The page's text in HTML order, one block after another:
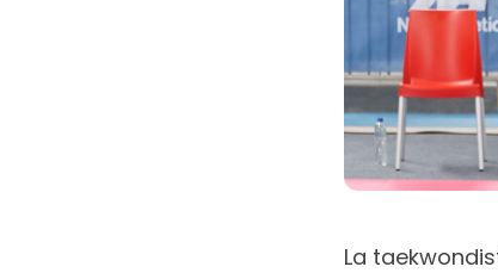
La